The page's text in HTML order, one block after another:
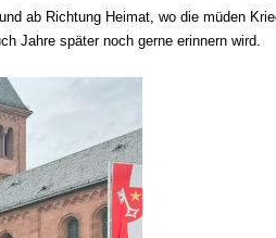
ab Richtung Heimat, wo die müden
Jahre später noch gerne erinnern wird.